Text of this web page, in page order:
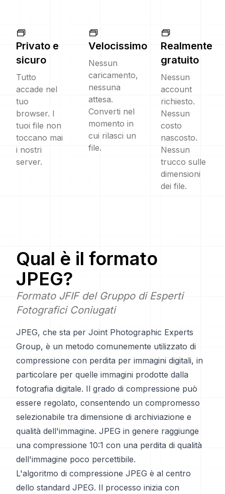
Privato e
sicuro
Tutto
accade nel
tuo
browser. I
tuoi file non
toccano mai
i nostri
server.
Velocissimo
Nessun
caricamento,
nessuna
attesa.
Converti nel
momento in
cui rilasci un
file.
Realmente
gratuito
Nessun
account
richiesto.
Nessun
costo
nascosto.
Nessun
trucco sulle
dimensioni
dei file.
Qual è il formato
JPEG?
Formato JFIF del Gruppo di Esperti
Fotografici Coniugati
JPEG, che sta per Joint Photographic Experts
Group, è un metodo comunemente utilizzato di
compressione con perdita per immagini digitali, in
particolare per quelle immagini prodotte dalla
fotografia digitale. Il grado di compressione può
essere regolato, consentendo un compromesso
selezionabile tra dimensione di archiviazione e
qualità dell'immagine. JPEG in genere raggiunge
una compressione 10:1 con una perdita di qualità
dell'immagine poco percettibile.
L'algoritmo di compressione JPEG è al centro
dello standard JPEG. Il processo inizia con